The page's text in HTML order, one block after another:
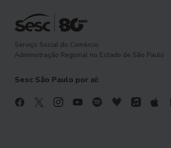
Serviço Social do Comércio
Administração Regional no Estado de São Paulo
Sesc São Paulo por aí: